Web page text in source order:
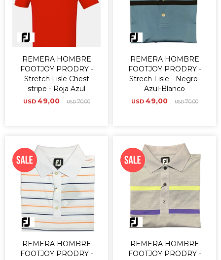
REMERA HOMBRE
FOOTJOY PRODRY -
Stretch Lisle Chest
stripe - Roja Azul
USD 49,00 USD70,00
REMERA HOMBRE
FOOTJOY PRODRY -
Strech Lisle - Negro-
Azul-Blanco
USD 49,00 USD70,00
REMERA HOMBRE
FOOTJOY PRODRY -
REMERA HOMBRE
FOOTJOY PRODRY -